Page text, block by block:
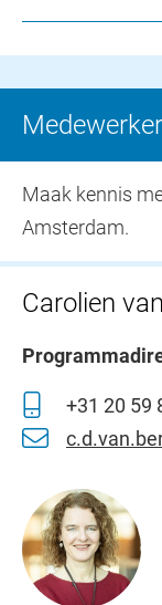
Maak kennis
Amsterdam.
Carolien
+31 20 59